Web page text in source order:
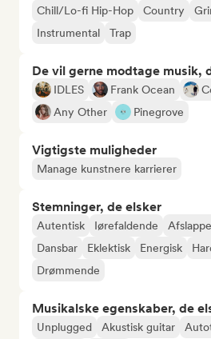
Chill/Lo-fi Hip-Hop Country
Instrumental
Trap
De vil gerne modtage musik,
IDLES Frank Ocean
Any Other
Pinegrove
Vigtigste muligheder
Manage kunstnere karrierer
Stemninger, de elsker
Autentisk Iørefaldende
Dansbar
Eklektisk Energisk
Drømmende
Musikalske egenskaber, de
Unplugged Akustisk guitar